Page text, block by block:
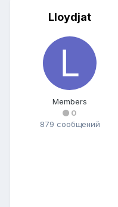
Lloydjat
Members
0
879 сообщений